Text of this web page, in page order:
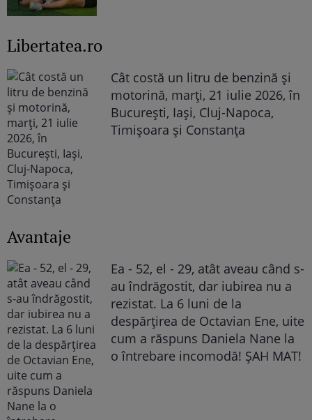
Libertatea.ro
Cât costă un litru de benzină și
motorină, marți, 21 iulie 2026, în
București, Iași, Cluj-Napoca,
Timișoara și Constanța
Avantaje
Ea - 52, el - 29, atât aveau când s-
au îndrăgostit, dar iubirea nu a
rezistat. La 6 luni de la
despărțirea de Octavian Ene, uite
cum a răspuns Daniela Nane la
o întrebare incomodă! ȘAH MAT!